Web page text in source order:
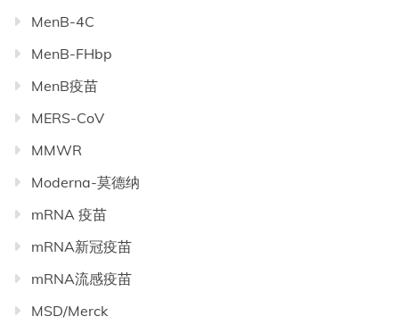
MenB-4C
MenB-FHbp
MenB疫苗
MERS-CoV
MMWR
Moderna-莫德纳
mRNA 疫苗
mRNA新冠疫苗
mRNA流感疫苗
MSD/Merck